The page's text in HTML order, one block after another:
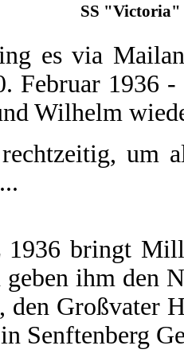
SS "Victoria"
es via
Februar 1936
Wilhelm
um
1936 bringt
geben ihm den
den Großvater
Senftenberg